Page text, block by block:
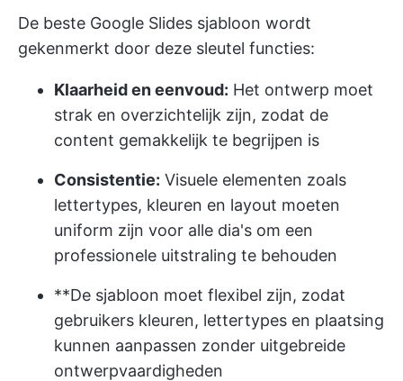
De beste Google Slides sjabloon wordt
gekenmerkt door deze sleutel functies:
Klaarheid en eenvoud: Het ontwerp moet
strak en overzichtelijk zijn, zodat de
content gemakkelijk te begrijpen is
Consistentie: Visuele elementen zoals
lettertypes, kleuren en layout moeten
uniform zijn voor alle dia's om een
professionele uitstraling te behouden
**De sjabloon moet flexibel zijn, zodat
gebruikers kleuren, lettertypes en plaatsing
kunnen aanpassen zonder uitgebreide
ontwerpvaardigheden